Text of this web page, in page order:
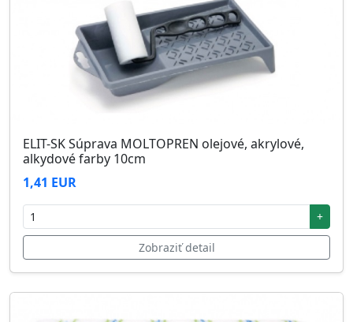
ELIT-SK Súprava MOLTOPREN olejové, akrylové,
alkydové farby 10cm
1,41 EUR
+
Zobraziť detail